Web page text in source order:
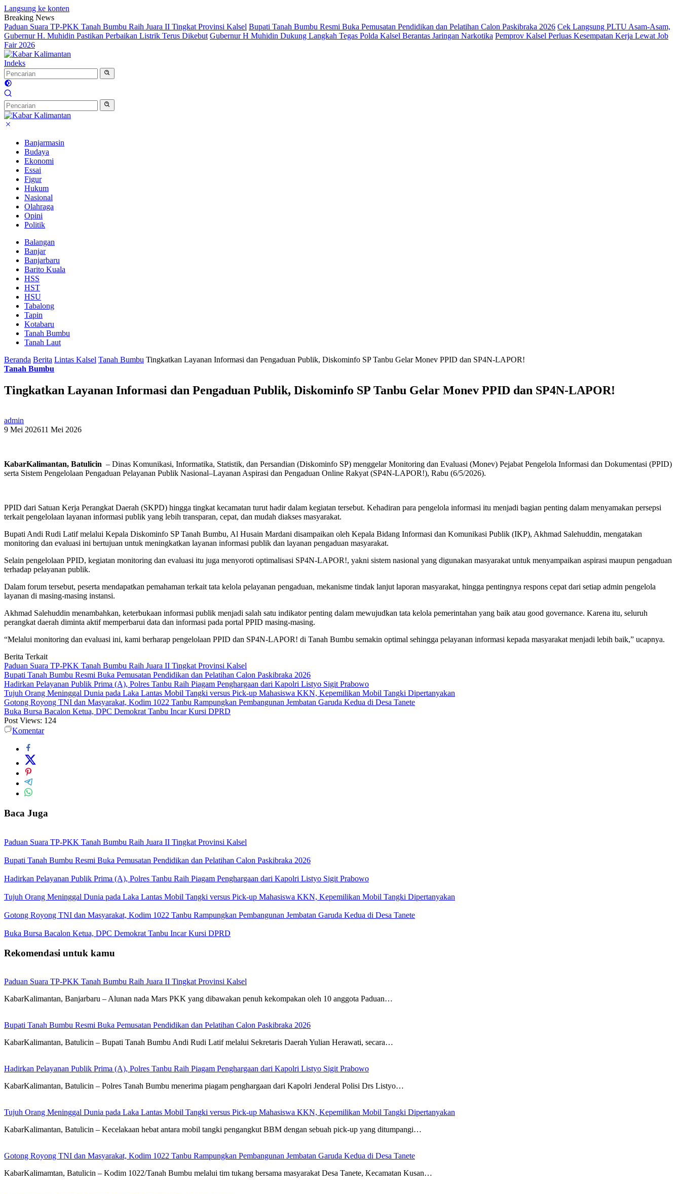
Langsung ke konten
Breaking News
Paduan Suara TP-PKK Tanah Bumbu Raih Juara II Tingkat Provinsi Kalsel Bupati Tanah Bumbu Resmi Buka Pemusatan Pendidikan dan Pelatihan Calon Paskibraka 2026 Cek Langsung PLTU Asam-Asam,
Gubernur H. Muhidin Pastikan Perbaikan Listrik Terus Dikebut Gubernur H Muhidin Dukung Langkah Tegas Polda Kalsel Berantas Jaringan Narkotika Pemprov Kalsel Perluas Kesempatan Kerja Lewat Job
Fair 2026
Indeks
Banjarmasin
Budaya
Ekonomi
Essai
Figur
Hukum
Nasional
Olahraga
Opini
Politik
Balangan
Banjar
Banjarbaru
Barito Kuala
HSS
HST
HSU
Tabalong
Tapin
Kotabaru
Tanah Bumbu
Tanah Laut
Beranda Berita Lintas Kalsel Tanah Bumbu Tingkatkan Layanan Informasi dan Pengaduan Publik, Diskominfo SP Tanbu Gelar Monev PPID dan SP4N-LAPOR!
Tanah Bumbu
Tingkatkan Layanan Informasi dan Pengaduan Publik, Diskominfo SP Tanbu Gelar Monev PPID dan SP4N-LAPOR!
admin
9 Mei 202611 Mei 2026
KabarKalimantan, Batulicin – Dinas Komunikasi, Informatika, Statistik, dan Persandian (Diskominfo SP) menggelar Monitoring dan Evaluasi (Monev) Pejabat Pengelola Informasi dan Dokumentasi (PPID)
serta Sistem Pengelolaan Pengaduan Pelayanan Publik Nasional–Layanan Aspirasi dan Pengaduan Online Rakyat (SP4N-LAPOR!), Rabu (6/5/2026).
PPID dari Satuan Kerja Perangkat Daerah (SKPD) hingga tingkat kecamatan turut hadir dalam kegiatan tersebut. Kehadiran para pengelola informasi itu menjadi bagian penting dalam menyamakan persepsi
terkait pengelolaan layanan informasi publik yang lebih transparan, cepat, dan mudah diakses masyarakat.
Bupati Andi Rudi Latif melalui Kepala Diskominfo SP Tanah Bumbu, Al Husain Mardani disampaikan oleh Kepala Bidang Informasi dan Komunikasi Publik (IKP), Akhmad Salehuddin, mengatakan
monitoring dan evaluasi ini bertujuan untuk meningkatkan layanan informasi publik dan layanan pengaduan masyarakat.
Selain pengelolaan PPID, kegiatan monitoring dan evaluasi itu juga menyoroti optimalisasi SP4N-LAPOR!, yakni sistem nasional yang digunakan masyarakat untuk menyampaikan aspirasi maupun pengaduan
terhadap pelayanan publik.
Dalam forum tersebut, peserta mendapatkan pemahaman terkait tata kelola pelayanan pengaduan, mekanisme tindak lanjut laporan masyarakat, hingga pentingnya respons cepat dari setiap admin pengelola
layanan di masing-masing instansi.
Akhmad Salehuddin menambahkan, keterbukaan informasi publik menjadi salah satu indikator penting dalam mewujudkan tata kelola pemerintahan yang baik atau good governance. Karena itu, seluruh
perangkat daerah diminta aktif memperbarui data dan informasi pada portal PPID masing-masing.
“Melalui monitoring dan evaluasi ini, kami berharap pengelolaan PPID dan SP4N-LAPOR! di Tanah Bumbu semakin optimal sehingga pelayanan informasi kepada masyarakat menjadi lebih baik,” ucapnya.
Berita Terkait
Paduan Suara TP-PKK Tanah Bumbu Raih Juara II Tingkat Provinsi Kalsel
Bupati Tanah Bumbu Resmi Buka Pemusatan Pendidikan dan Pelatihan Calon Paskibraka 2026
Hadirkan Pelayanan Publik Prima (A), Polres Tanbu Raih Piagam Penghargaan dari Kapolri Listyo Sigit Prabowo
Tujuh Orang Meninggal Dunia pada Laka Lantas Mobil Tangki versus Pick-up Mahasiswa KKN, Kepemilikan Mobil Tangki Dipertanyakan
Gotong Royong TNI dan Masyarakat, Kodim 1022 Tanbu Rampungkan Pembangunan Jembatan Garuda Kedua di Desa Tanete
Buka Bursa Bacalon Ketua, DPC Demokrat Tanbu Incar Kursi DPRD
Post Views: 124
Komentar
Baca Juga
Paduan Suara TP-PKK Tanah Bumbu Raih Juara II Tingkat Provinsi Kalsel
Bupati Tanah Bumbu Resmi Buka Pemusatan Pendidikan dan Pelatihan Calon Paskibraka 2026
Hadirkan Pelayanan Publik Prima (A), Polres Tanbu Raih Piagam Penghargaan dari Kapolri Listyo Sigit Prabowo
Tujuh Orang Meninggal Dunia pada Laka Lantas Mobil Tangki versus Pick-up Mahasiswa KKN, Kepemilikan Mobil Tangki Dipertanyakan
Gotong Royong TNI dan Masyarakat, Kodim 1022 Tanbu Rampungkan Pembangunan Jembatan Garuda Kedua di Desa Tanete
Buka Bursa Bacalon Ketua, DPC Demokrat Tanbu Incar Kursi DPRD
Rekomendasi untuk kamu
Paduan Suara TP-PKK Tanah Bumbu Raih Juara II Tingkat Provinsi Kalsel
KabarKalimantan, Banjarbaru – Alunan nada Mars PKK yang dibawakan penuh kekompakan oleh 10 anggota Paduan…
Bupati Tanah Bumbu Resmi Buka Pemusatan Pendidikan dan Pelatihan Calon Paskibraka 2026
KabarKalimantan, Batulicin – Bupati Tanah Bumbu Andi Rudi Latif melalui Sekretaris Daerah Yulian Herawati, secara…
Hadirkan Pelayanan Publik Prima (A), Polres Tanbu Raih Piagam Penghargaan dari Kapolri Listyo Sigit Prabowo
KabarKalimantan, Batulicin – Polres Tanah Bumbu menerima piagam penghargaan dari Kapolri Jenderal Polisi Drs Listyo…
Tujuh Orang Meninggal Dunia pada Laka Lantas Mobil Tangki versus Pick-up Mahasiswa KKN, Kepemilikan Mobil Tangki Dipertanyakan
KabarKalimantan, Batulicin – Kecelakaan hebat antara mobil tangki pengangkut BBM dengan sebuah pick-up yang ditumpangi…
Gotong Royong TNI dan Masyarakat, Kodim 1022 Tanbu Rampungkan Pembangunan Jembatan Garuda Kedua di Desa Tanete
KabarKalimamtan, Batulicin – Kodim 1022/Tanah Bumbu melalui tim tukang bersama masyarakat Desa Tanete, Kecamatan Kusan…